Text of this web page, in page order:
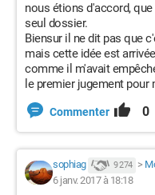
nous étions d'accord,
seul dossier.
Biensur il ne dit pas que
mais cette idée est
comme il m'avait
le premier jugement pour
Commenter 0
sophiag 9 274 >
6 janv. 2017 à 18:18